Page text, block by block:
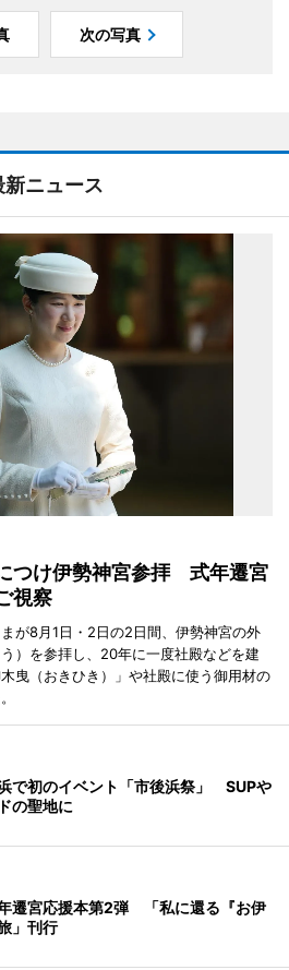
次の写真
新ニュース
つけ伊勢神宮参拝 式年遷宮
視察
が8月1日・2日の2日間、伊勢神宮の外
）を参拝し、20年に一度社殿などを建
曳（おきひき）」や社殿に使う御用材の
で初のイベント「市後浜祭」 SUPや
の聖地に
遷宮応援本第2弾 「私に還る『お伊
」刊行